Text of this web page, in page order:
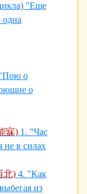
"Еще
одна
о
о
寐) 1. "Час
не в силах
北) 4. "Как
из